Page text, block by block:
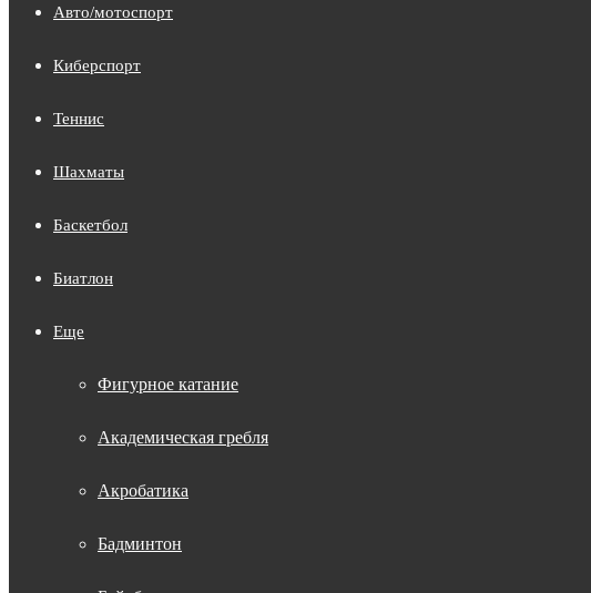
Авто/мотоспорт
Киберспорт
Теннис
Шахматы
Баскетбол
Биатлон
Еще
Фигурное катание
Академическая гребля
Акробатика
Бадминтон